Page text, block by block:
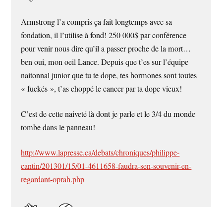
Armstrong l’a compris ça fait longtemps avec sa
fondation, il l’utilise à fond! 250 000$ par conférence
pour venir nous dire qu’il a passer proche de la mort…
ben oui, mon oeil Lance. Depuis que t’es sur l’équipe
naitonnal junior que tu te dope, tes hormones sont toutes
« fuckés », t’as choppé le cancer par ta dope vieux!
C’est de cette naiveté là dont je parle et le 3/4 du monde
tombe dans le panneau!
http://www.lapresse.ca/debats/chroniques/philippe-
cantin/201301/15/01-4611658-faudra-sen-souvenir-en-
regardant-oprah.php